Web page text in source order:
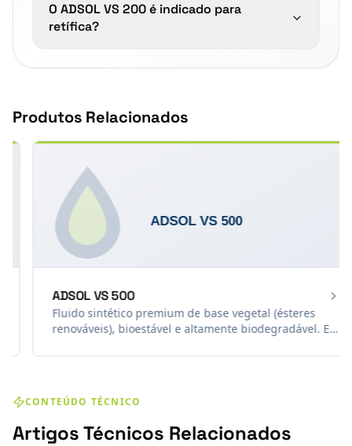
O ADSOL VS 200 é indicado para
retífica?
Produtos Relacionados
ADSOL VS 500
Fluido sintético premium de base vegetal (ésteres
renováveis), bioestável e altamente biodegradável. Em
em até 233%, reduzindo drasticamente o TCO e o
ligas de alumínio e metais amarelos.
CONTEÚDO TÉCNICO
Artigos Técnicos Relacionados